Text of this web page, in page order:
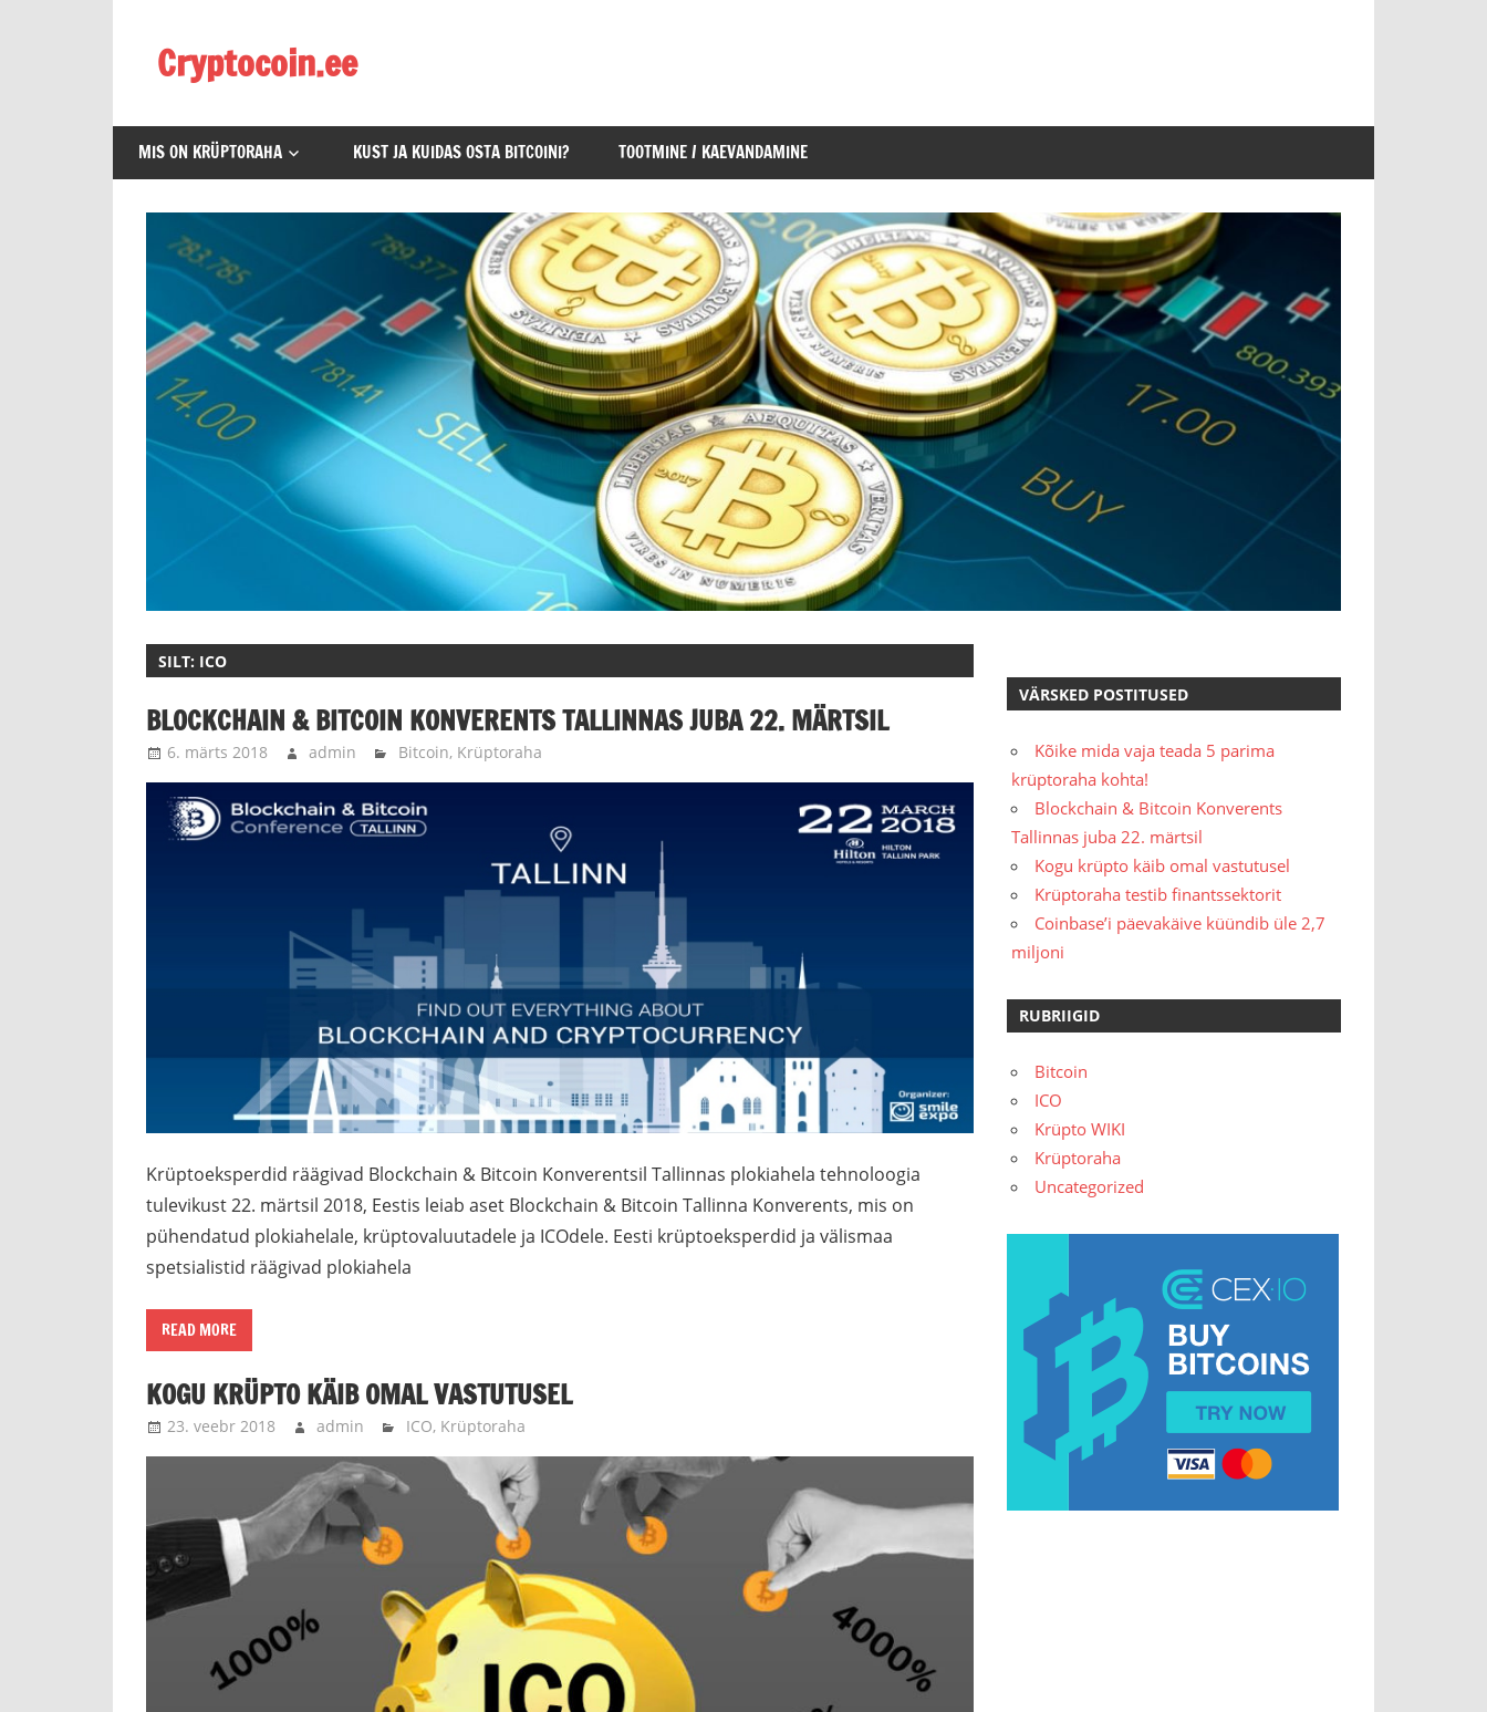
contentCryptocoin.ee
mis
puudutab
krüptoraha
MIS ON KRÜPTORAHA KUST JA KUIDAS OSTA BITCOINI? TOOTMINE / KAEVANDAMINE
SILT: ICO
BLOCKCHAIN & BITCOIN KONVERENTS TALLINNAS JUBA 22. MÄRTSIL
6. märts 2018 admin Bitcoin, Krüptoraha
Krüptoeksperdid räägivad Blockchain & Bitcoin Konverentsil Tallinnas plokiahela tehnoloogia
tulevikust 22. märtsil 2018, Eestis leiab aset Blockchain & Bitcoin Tallinna Konverents, mis on
pühendatud plokiahelale, krüptovaluutadele ja ICOdele. Eesti krüptoeksperdid ja välismaa
spetsialistid räägivad plokiahela
READ MORE
KOGU KRÜPTO KÄIB OMAL VASTUTUSEL
23. veebr 2018 admin ICO, Krüptoraha
VÄRSKED POSTITUSED
Kõike mida vaja teada 5 parima
krüptoraha kohta!
Blockchain & Bitcoin Konverents
Tallinnas juba 22. märtsil
Kogu krüpto käib omal vastutusel
Krüptoraha testib finantssektorit
Coinbase’i päevakäive küündib üle 2,7
miljoni
RUBRIIGID
Bitcoin
ICO
Krüpto WIKI
Krüptoraha
Uncategorized